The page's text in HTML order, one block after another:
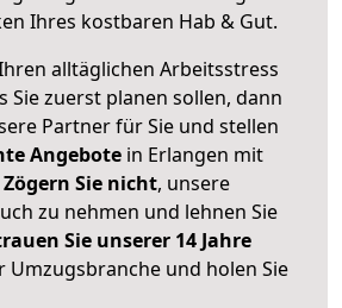
Ihres kostbaren Hab & Gut.
alltäglichen Arbeitsstress
Sie zuerst planen sollen, dann
Partner für Sie und stellen
Angebote in Erlangen mit
Zögern Sie nicht, unsere
zu nehmen und lehnen Sie
Sie unserer 14 Jahre
Umzugsbranche und holen Sie